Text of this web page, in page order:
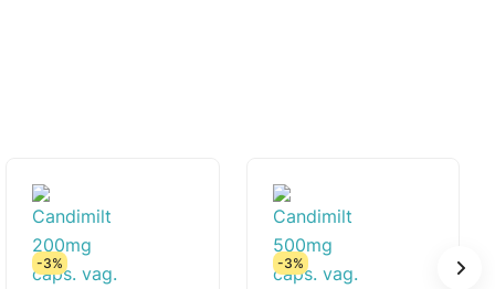
boală gravă şi ar putea necesita o
-3% -3%